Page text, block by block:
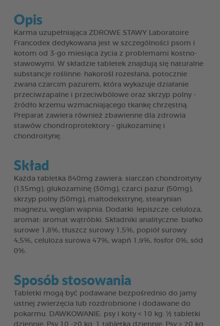
Opis
Karma uzupełniająca ZDROWE STAWY Laboratoire
Francodex dedykowana jest w szczególności psom i
kotom od 3-go miesiąca życia z problemami kostno-
stawowymi. W składzie tabletek znajdują się naturalne
substancje roślinne: hakorośl rozesłana, potocznie
zwana czarcim pazurem, która wykazuje działanie
przeciwzapalne i przeciwbólowe oraz skrzyp polny -
źródło krzemu wzmacniającego tkankę chrzęstną.
Preparat zawiera również zbawienne dla zdrowia
stawów chondroprotektory – glukozaminę i
chondroitynę.
Skład
Każda tabletka 840mg zawiera: siarczan chondroityny
(135mg), glukozaminę (30mg), czarci pazur (50mg),
skrzyp polny (50mg), maltodekstrynę, stearynian
magnezu, węglan wapnia. Dodatki: lepiszcze: celuloza,
aromat: aromat wątróbki. Składniki analityczne: białko
surowe 1,8%, tłuszcz surowy 1,5%, popiół surowy
4,5%, celuloza surowa 47%, wapń 1,9%, fosfor 0%, sód
0%.
Sposób stosowania
Tabletki mogą być podawane bezpośrednio do jamy
ustnej zwierzęcia lub rozdrobnione i dodawane do
pokarmu. DAWKOWANIE: psy i koty < 10 kg: ½ tabletki
dziennie; Psy 10 -20 kg: 1 tabletka dziennie; Psy > 20 kg: